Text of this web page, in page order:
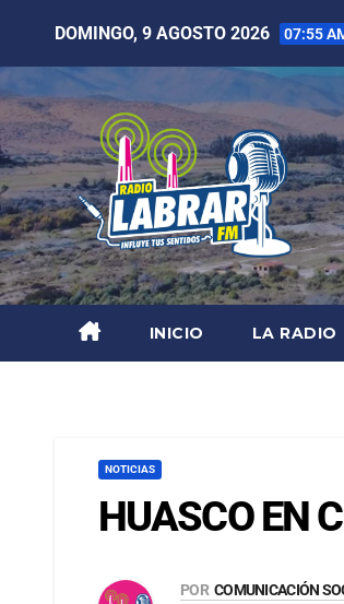
DOMINGO, 9 AGOSTO 2026 07:55
INICIO LA RADIO
NOTICIAS
HUASCO EN
POR COMUNICACIÓN